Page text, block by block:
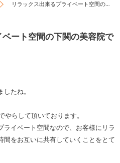
リラックス出来るプライベート空間の下関の美容院です！
ート空間の下関の美容院で
たね。
らして頂いております。
イベート空間なので、お客様にリラ
間をお互いに共有していくことをとて